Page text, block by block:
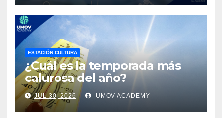
ESTACIÓN CULTURA
¿Cuál es la temporada más
calurosa del año?
JUL 30, 2026 UMOV ACADEMY